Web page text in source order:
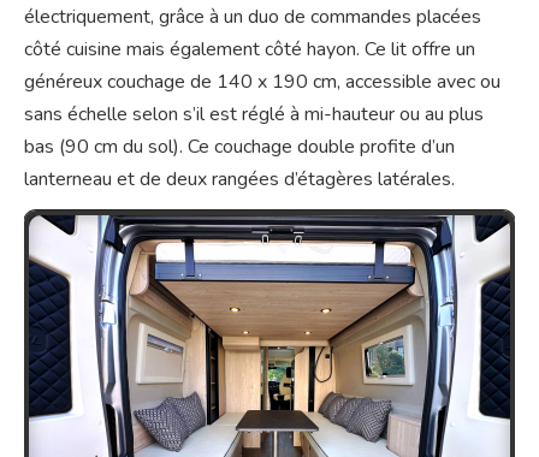
électriquement, grâce à un duo de commandes placées
côté cuisine mais également côté hayon. Ce lit offre un
généreux couchage de 140 x 190 cm, accessible avec ou
sans échelle selon s’il est réglé à mi-hauteur ou au plus
bas (90 cm du sol). Ce couchage double profite d’un
lanterneau et de deux rangées d’étagères latérales.